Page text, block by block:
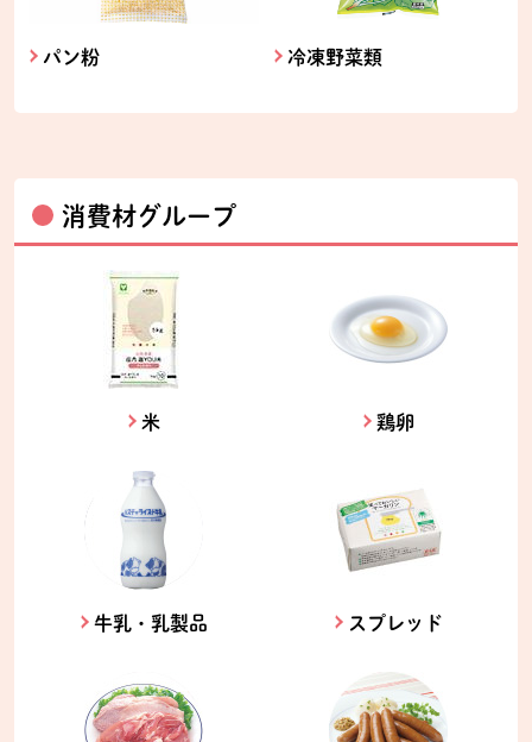
パン粉 冷凍野菜類
消費材グループ
米 鶏卵
牛乳・乳製品 スプレッド